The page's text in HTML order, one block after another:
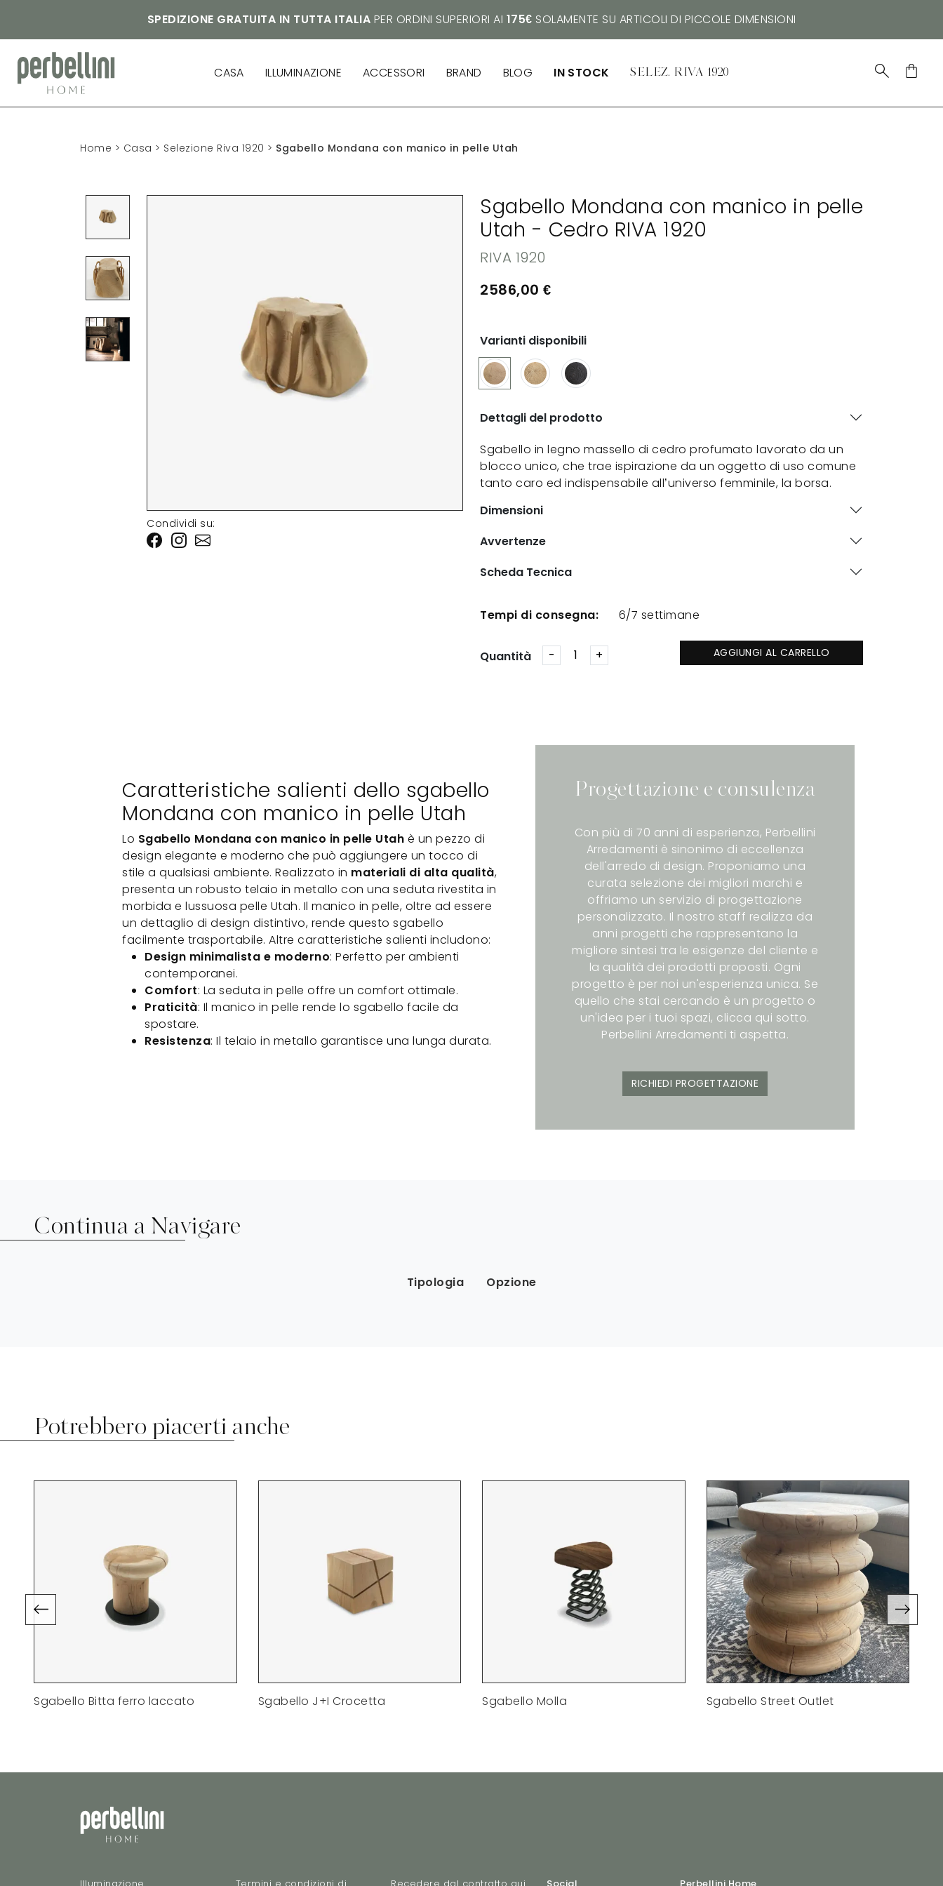
SPEDIZIONE GRATUITA IN TUTTA ITALIA PER ORDINI SUPERIORI AI 175€ SOLAMENTE SU ARTICOLI DI PICCOLE DIMENSIONI
CASA ILLUMINAZIONE ACCESSORI BRAND BLOG IN STOCK SELEZ. RIVA 1920
Home > Casa > Selezione Riva 1920 > Sgabello Mondana con manico in pelle Utah
Caratteristiche salienti dello sgabello
Mondana con manico in pelle Utah
Lo Sgabello Mondana con manico in pelle Utah è un pezzo di
design elegante e moderno che può aggiungere un tocco di
stile a qualsiasi ambiente. Realizzato in materiali di alta qualità,
presenta un robusto telaio in metallo con una seduta rivestita in
morbida e lussuosa pelle Utah. Il manico in pelle, oltre ad essere
un dettaglio di design distintivo, rende questo sgabello
facilmente trasportabile. Altre caratteristiche salienti includono:
Design minimalista e moderno: Perfetto per ambienti
contemporanei.
Comfort: La seduta in pelle offre un comfort ottimale.
Praticità: Il manico in pelle rende lo sgabello facile da
spostare.
Resistenza: Il telaio in metallo garantisce una lunga durata.
Progettazione e consulenza
Con più di 70 anni di esperienza, Perbellini
Arredamenti è sinonimo di eccellenza
dell'arredo di design. Proponiamo una
curata selezione dei migliori marchi e
offriamo un servizio di progettazione
personalizzato. Il nostro staff realizza da
anni progetti che rappresentano la
migliore sintesi tra le esigenze del cliente e
la qualità dei prodotti proposti. Ogni
progetto è per noi un'esperienza unica. Se
quello che stai cercando è un progetto o
un'idea per i tuoi spazi, clicca qui sotto.
Perbellini Arredamenti ti aspetta.
RICHIEDI PROGETTAZIONE
Condividi su:
Sgabello Mondana con manico in pelle
Utah - Cedro RIVA 1920
RIVA 1920
2586,00 €
Varianti disponibili
Dettagli del prodotto
Sgabello in legno massello di cedro profumato lavorato da un
blocco unico, che trae ispirazione da un oggetto di uso comune
tanto caro ed indispensabile all’universo femminile, la borsa.
Dimensioni
Avvertenze
Scheda Tecnica
Tempi di consegna: 6/7 settimane
Quantità AGGIUNGI AL CARRELLO
Continua a Navigare
Tipologia Opzione
Potrebbero piacerti anche
Sgabello Bitta ferro laccato Sgabello J+I Crocetta Sgabello Molla Sgabello Street Outlet